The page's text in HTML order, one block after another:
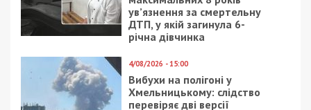
Наразі підозрюються 11 учасників злочинної
організації: троє службовців Чернівецької
митниці та вісім фізичних осіб. Їх дії
кваліфіковані за ч. 1 ст. 255, ч. 2 ст. 364, ч. 3 ст.
212, ч. 4 ст. 345-1, ч. 3 ст. 368, ч. 4 ст. 369 КК
України. Одного з організаторів та чотирьох
учасників групи вже затримано.